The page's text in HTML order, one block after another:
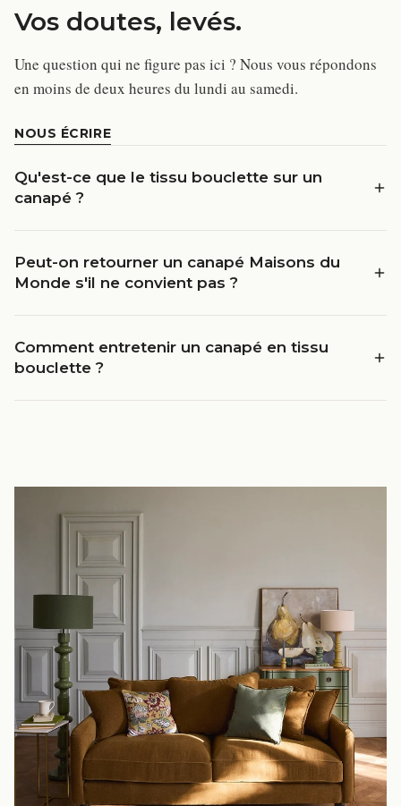
Vos doutes, levés.
Une question qui ne figure pas ici ? Nous vous répondons
en moins de deux heures du lundi au samedi.
NOUS ÉCRIRE
Qu'est-ce que le tissu bouclette sur un
canapé ?
Peut-on retourner un canapé Maisons du
Monde s'il ne convient pas ?
Comment entretenir un canapé en tissu
bouclette ?